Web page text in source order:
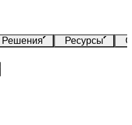
Решения Ресурсы